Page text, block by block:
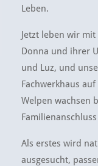
Leben.
Jetzt leben wir
Donna und ihrer
und Luz, und
Fachwerkhaus
Welpen wachsen
Als erstes wird
ausgesucht,